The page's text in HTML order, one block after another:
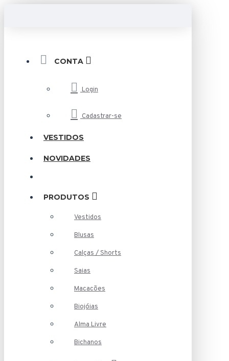
CONTA
Login
Cadastrar-se
VESTIDOS
NOVIDADES
PRODUTOS
Vestidos
Blusas
Calças / Shorts
Saias
Macacões
Biojóias
Alma Livre
Bichanos